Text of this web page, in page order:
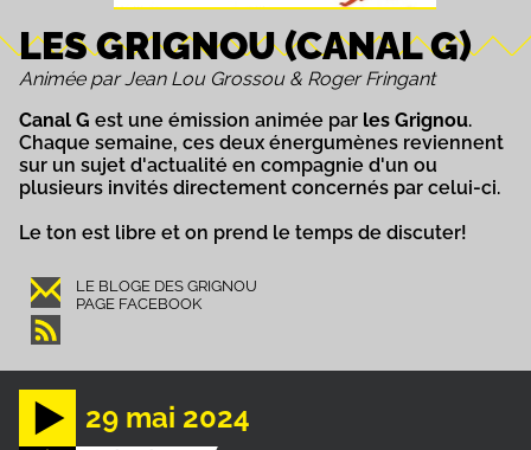
LES GRIGNOU (CANAL G)
Animée par Jean Lou Grossou & Roger Fringant
Canal G est une émission animée par les Grignou.
Chaque semaine, ces deux énergumènes reviennent
sur un sujet d'actualité en compagnie d'un ou
plusieurs invités directement concernés par celui-ci.
Le ton est libre et on prend le temps de discuter!
LE BLOGE DES GRIGNOU
PAGE FACEBOOK
29 mai 2024